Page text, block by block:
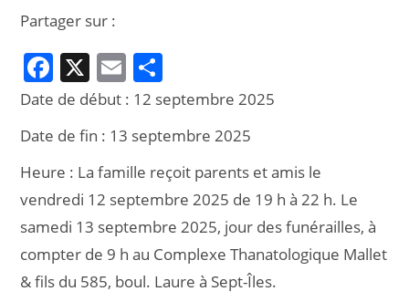
Partager sur :
F
a
c
e
b
o
o
k
X E
m
ai
l
ar
ta
g
er
Date de début : 12 septembre 2025
Date de fin : 13 septembre 2025
Heure : La famille reçoit parents et amis le
vendredi 12 septembre 2025 de 19 h à 22 h. Le
samedi 13 septembre 2025, jour des funérailles, à
compter de 9 h au Complexe Thanatologique Mallet
& fils du 585, boul. Laure à Sept-Îles.